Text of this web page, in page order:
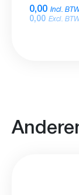
0,00 Incl.
0,00 Excl.